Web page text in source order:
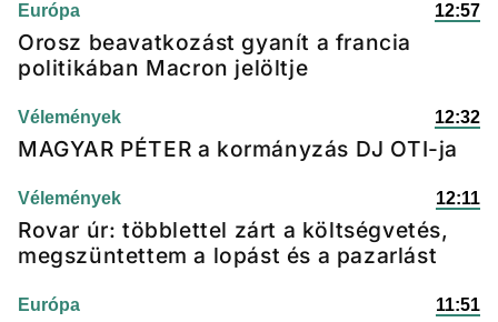
Európa 12:57
Orosz beavatkozást gyanít a francia
politikában Macron jelöltje
Vélemények 12:32
MAGYAR PÉTER a kormányzás DJ OTI-ja
Vélemények 12:11
Rovar úr: többlettel zárt a költségvetés,
megszüntettem a lopást és a pazarlást
Európa 11:51